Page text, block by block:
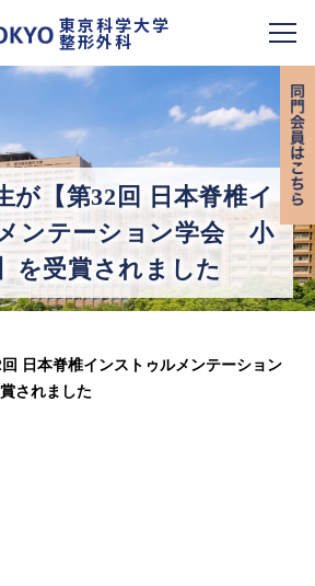
東京科学大学
整形外科
が【第32回 日本脊椎イ
ンテーション学会 小
を受賞されました
日本脊椎インストゥルメンテーション
されました